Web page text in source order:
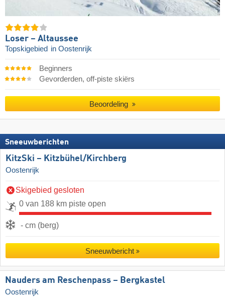
Loser – Altaussee
Topskigebied in Oostenrijk
Beginners
Gevorderden, off-piste skiërs
Beoordeling
Sneeuwberichten
KitzSki – Kitzbühel/​Kirchberg
Oostenrijk
Skigebied gesloten
0 van 188 km piste open
- cm (berg)
Sneeuwbericht
Nauders am Reschenpass – Bergkastel
Oostenrijk